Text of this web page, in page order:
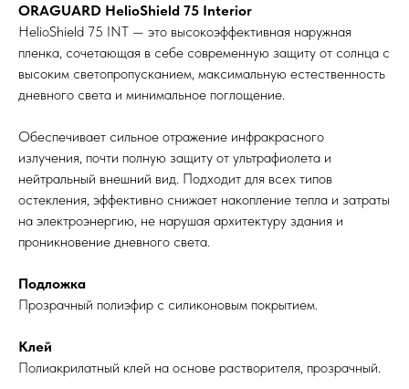
ORAGUARD HelioShield 75 Interior
HelioShield 75 INT — это высокоэффективная наружная
пленка, сочетающая в себе современную защиту от солнца с
высоким светопропусканием, максимальную естественность
дневного света и минимальное поглощение.
Обеспечивает сильное отражение инфракрасного
излучения, почти полную защиту от ультрафиолета и
нейтральный внешний вид. Подходит для всех типов
остекления, эффективно снижает накопление тепла и затраты
на электроэнергию, не нарушая архитектуру здания и
проникновение дневного света.
Подложка
Прозрачный полиэфир с силиконовым покрытием.
Клей
Полиакрилатный клей на основе растворителя, прозрачный.